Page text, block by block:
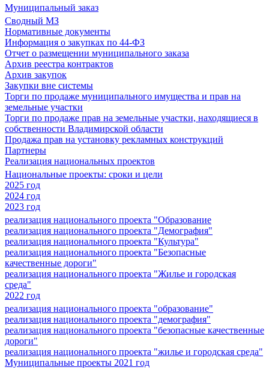
Муниципальный заказ
Сводный МЗ
Нормативные документы
Информация о закупках по 44-ФЗ
Отчет о размещении муниципального заказа
Архив реестра контрактов
Архив закупок
Закупки вне системы
Торги по продаже муниципального имущества и прав на
земельные участки
Торги по продаже прав на земельные участки, находящиеся в
собственности Владимирской области
Продажа прав на установку рекламных конструкций
Партнеры
Реализация национальных проектов
Национальные проекты: сроки и цели
2025 год
2024 год
2023 год
реализация национального проекта "Образование
реализация национального проекта "Демография"
реализация национального проекта "Культура"
реализация национального проекта "Безопасные
качественные дороги"
реализация национального проекта "Жилье и городская
среда"
2022 год
реализация национального проекта "образование"
реализация национального проекта "демография"
реализация национального проекта "безопасные качественные
дороги"
реализация национального проекта "жилье и городская среда"
Муниципальные проекты 2021 год